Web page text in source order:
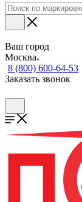
Ваш город
Москва
8 (800) 600-64-53
Заказать звонок